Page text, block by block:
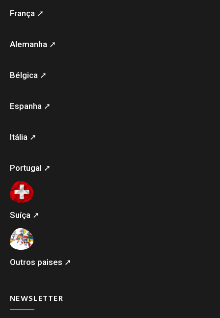
França ➚
Alemanha ➚
Bélgica ➚
Espanha ➚
Itália ➚
Portugal ➚
Suíça ➚
Outros paises ➚
NEWSLETTER